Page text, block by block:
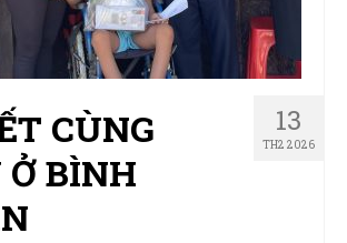
13
TH2 2026
CÙNG
BÌNH